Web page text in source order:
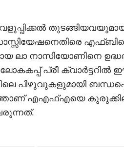
ലാ നാസിയോണിനെ
പ്രീ ക്വാർട്ടറിൽ
പിഴുവുകളുമായി
എഎഫ്എയെ